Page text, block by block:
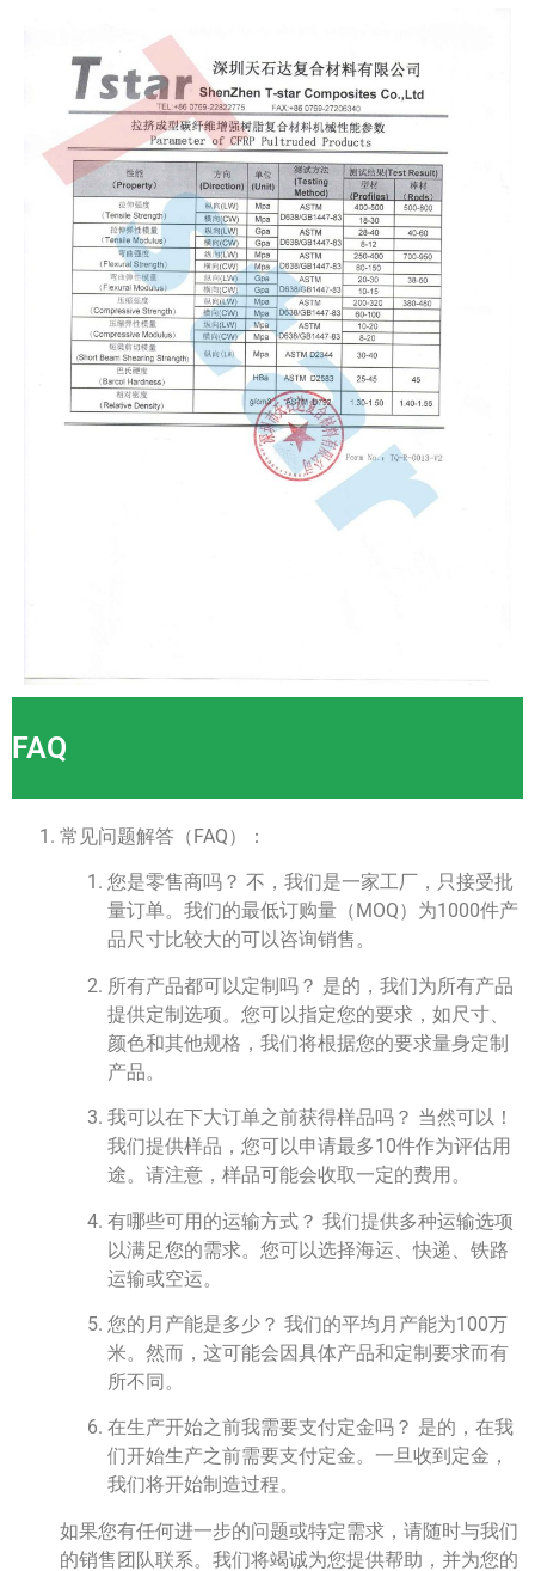
FAQ
常见问题解答（FAQ）：
您是零售商吗？ 不，我们是一家工厂，只接受批
量订单。我们的最低订购量（MOQ）为1000件产
品尺寸比较大的可以咨询销售。
所有产品都可以定制吗？ 是的，我们为所有产品
提供定制选项。您可以指定您的要求，如尺寸、
颜色和其他规格，我们将根据您的要求量身定制
产品。
我可以在下大订单之前获得样品吗？ 当然可以！
我们提供样品，您可以申请最多10件作为评估用
途。请注意，样品可能会收取一定的费用。
有哪些可用的运输方式？ 我们提供多种运输选项
以满足您的需求。您可以选择海运、快递、铁路
运输或空运。
您的月产能是多少？ 我们的平均月产能为100万
米。然而，这可能会因具体产品和定制要求而有
所不同。
在生产开始之前我需要支付定金吗？ 是的，在我
们开始生产之前需要支付定金。一旦收到定金，
我们将开始制造过程。
如果您有任何进一步的问题或特定需求，请随时与我们
的销售团队联系。我们将竭诚为您提供帮助，并为您的